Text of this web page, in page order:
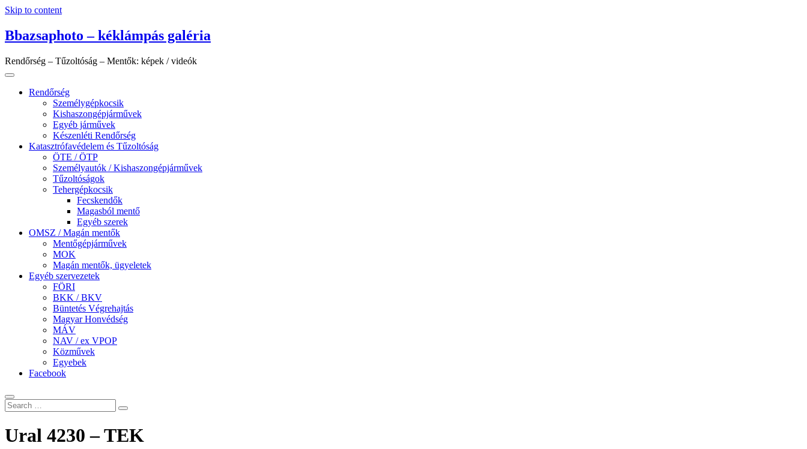
Skip to content
Bbazsaphoto – kéklámpás galéria
Rendőrség – Tűzoltóság – Mentők: képek / videók
Rendőrség
Személygépkocsik
Kishaszongépjárművek
Egyéb járművek
Készenléti Rendőrség
Katasztrófavédelem és Tűzoltóság
ÖTE / ÖTP
Személyautók / Kishaszongépjárművek
Tűzoltóságok
Tehergépkocsik
Fecskendők
Magasból mentő
Egyéb szerek
OMSZ / Magán mentők
Mentőgépjárművek
MOK
Magán mentők, ügyeletek
Egyéb szervezetek
FÖRI
BKK / BKV
Büntetés Végrehajtás
Magyar Honvédség
MÁV
NAV / ex VPOP
Közművek
Egyebek
Facebook
Ural 4230 – TEK